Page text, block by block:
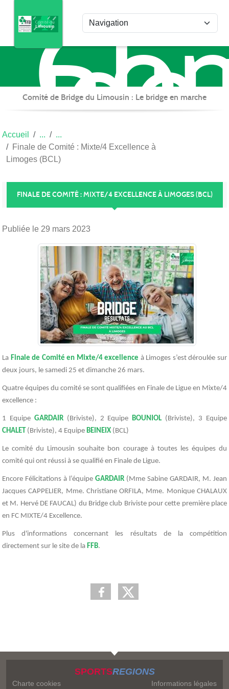
de
du
Comité de Bridge du Limousin : Le bridge en marche
Accueil
Finale de Comité : Mixte/4 Excellence à
Limoges (BCL)
FINALE DE COMITÉ : MIXTE/4 EXCELLENCE À LIMOGES (BCL)
Publiée le 29 mars 2023
La Finale de Comité en Mixte/4 excellence à Limoges s’est déroulée sur
deux jours, le samedi 25 et dimanche 26 mars.
Quatre équipes du comité se sont qualifiées en Finale de Ligue en Mixte/4
excellence :
1 Equipe GARDAIR(Briviste), 2 Equipe BOUNIOL (Briviste), 3 Equipe
CHALET(Briviste), 4 Equipe BEINEIX (BCL)
Le comité du Limousin souhaite bon courage à toutes les équipes du
comité qui ont réussi à se qualifié en Finale de Ligue.
Encore Félicitations à l’équipe GARDAIR (Mme Sabine GARDAIR, M. Jean
Jacques CAPPELIER, Mme. Christiane ORFILA, Mme. Monique CHALAUX
et M. Hervé DE FAUCAL) du Bridge club Briviste pour cette première place
en FC MIXTE/4 Excellence.
Plus d'informations concernant les résultats de la compétition
directement sur le site de la FFB.
SPORTSREGIONS
Charte cookies Informations légales